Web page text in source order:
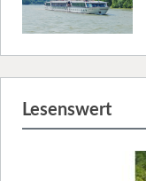
Lesenswert